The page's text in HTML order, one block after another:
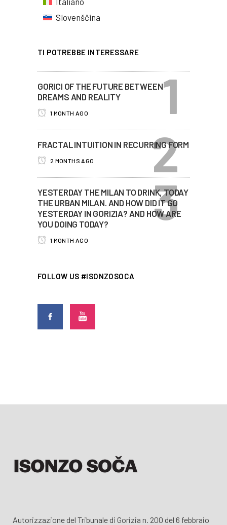
Slovenščina
TI POTREBBE INTERESSARE
GORICI OF THE FUTURE BETWEEN
DREAMS AND REALITY
1 MONTH AGO
FRACTAL INTUITION IN RECURRING FORM
2 MONTHS AGO
YESTERDAY THE MILAN TO DRINK, TODAY
THE URBAN MILAN. AND HOW DID IT GO
YESTERDAY IN GORIZIA? AND HOW ARE
YOU DOING TODAY?
1 MONTH AGO
FOLLOW US #ISONZOSOCA
Autorizzazione del Tribunale di Gorizia n. 200 del 6 febbraio